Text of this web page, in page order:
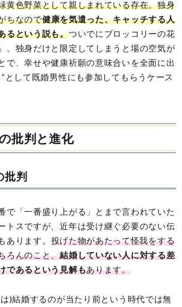
黄色野菜として親しまれている存在。独身
ちなので健康を気遣った、キャッチする人
るという説も。ついでにブロッコリーの花
。独身だけと限定してしまうと場の空気が
で、幸せや健康祈願の意味合いを全面に出
として既婚男性にも参加してもらうケース
批判と進化
批判
で「一番盛り上がる」とまで言われていた
トスですが、近年は受け継ぐ必要のない伝
あります。 投げた物があたって怪我をする
ろんのこと、結婚していない人に対する差
であるという見解もあります。
)結婚するのが当たり前という時代では無